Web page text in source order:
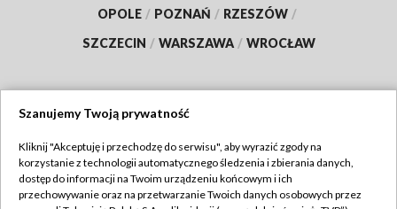
OPOLE / POZNAŃ / RZESZÓW /
SZCZECIN / WARSZAWA / WROCŁAW
TVP
Abonament TVP
Regulamin TVP
Szanujemy Twoją prywatność
Kliknij "Akceptuję i przechodzę do serwisu", aby wyrazić zgody na
korzystanie z technologii automatycznego śledzenia i zbierania danych,
dostęp do informacji na Twoim urządzeniu końcowym i ich
przechowywanie oraz na przetwarzanie Twoich danych osobowych przez